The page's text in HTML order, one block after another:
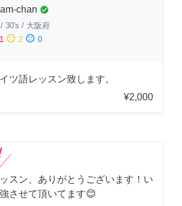
chan check_circle
/ 30's / 大阪府
sentiment_neutral 2 sentiment_dissatisfied 0
ツ語レッスン致します。
¥2,000
スン、ありがとうございます！い
させて頂いてます😊